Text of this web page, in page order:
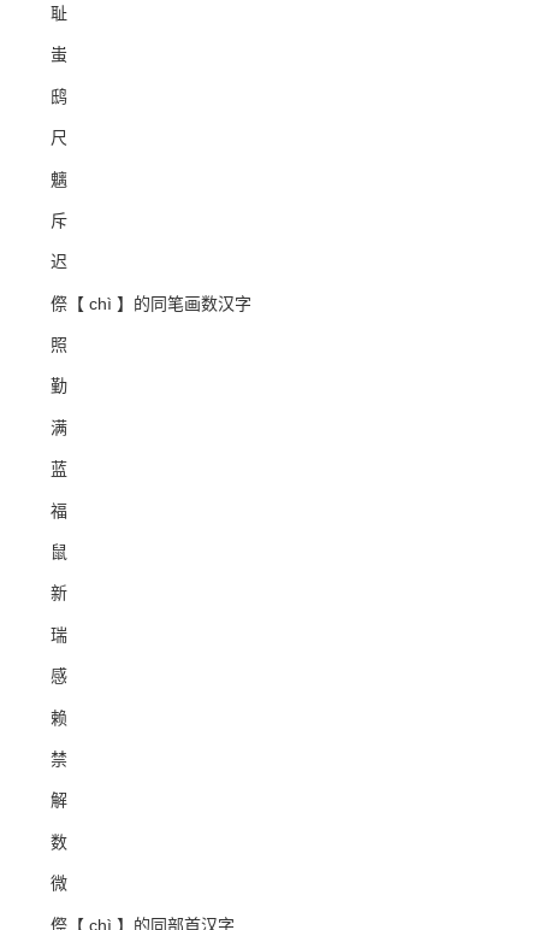
耻
蚩
鸱
尺
魑
斥
迟
傺【 chì 】的同笔画数汉字
照
勤
满
蓝
福
鼠
新
瑞
感
赖
禁
解
数
微
傺【 chì 】的同部首汉字